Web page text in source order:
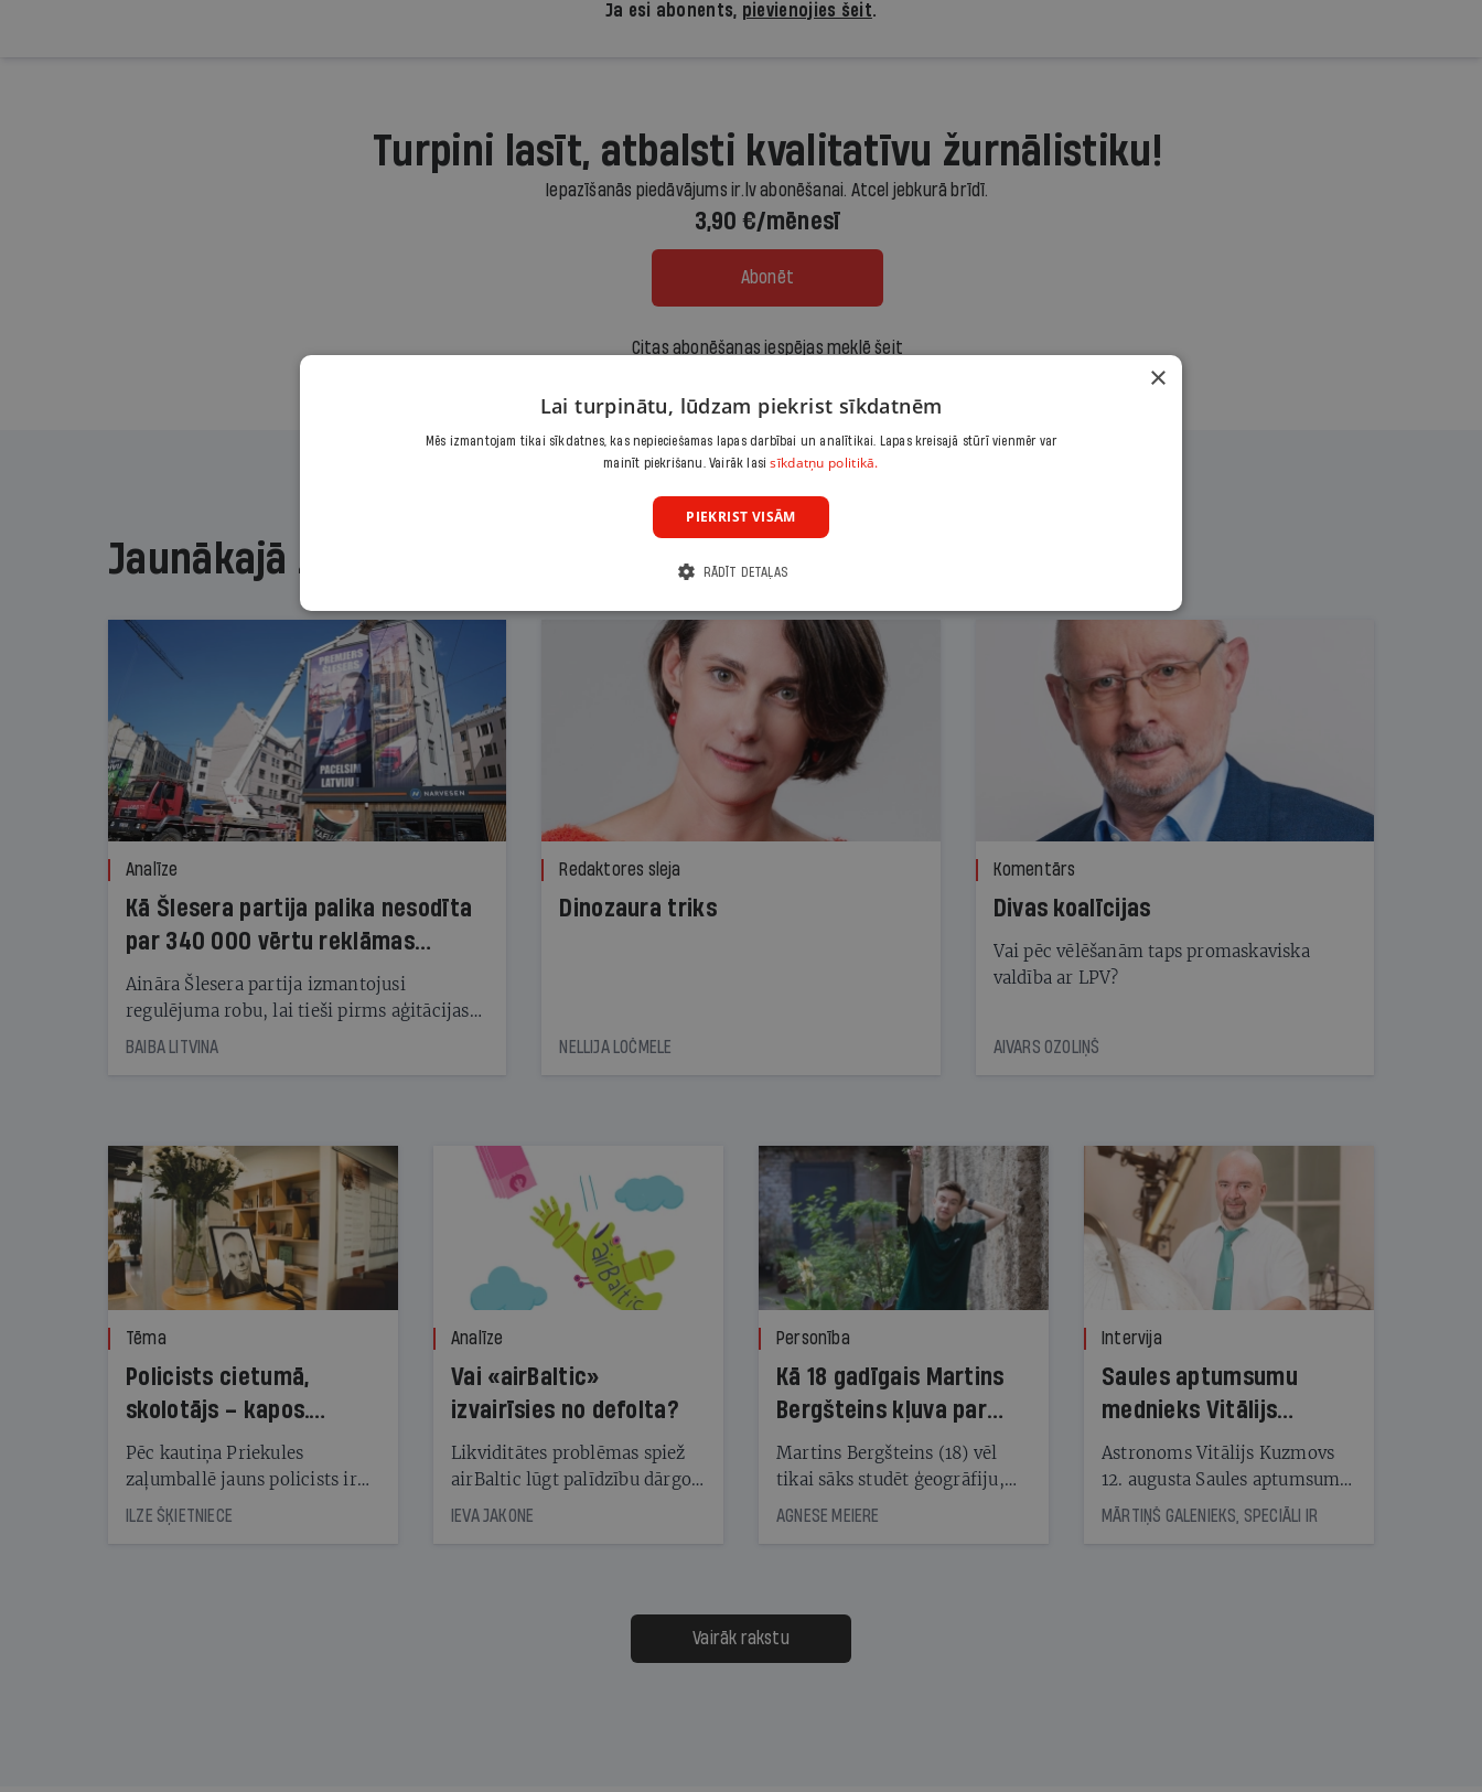
Ja esi abonents, pievienojies šeit.
Turpini lasīt, atbalsti kvalitatīvu žurnālistiku!
Iepazīšanās piedāvājums ir.lv abonēšanai. Atcel jebkurā brīdī.
3,90 €/mēnesī
Abonēt
Citas abonēšanas iespējas meklē šeit
Jaunākajā žurnālā
Analīze
Kā Šlesera partija palika nesodīta
par 340 000 vērtu reklāmas
kampaņu
Aināra Šlesera partija izmantojusi
regulējuma robu, lai tieši pirms aģitācijas
starta izreklamētos par summu, kas
BAIBA LITVINA
Redaktores sleja
Dinozaura triks
NELLIJA LOČMELE
Komentārs
Divas koalīcijas
Vai pēc vēlēšanām taps promaskaviska
valdība ar LPV?
AIVARS OZOLIŅŠ
Tēma
Policists cietumā,
skolotājs – kapos.
Reibuma cena Priekulē
Pēc kautiņa Priekules
zaļumballē jauns policists ir
nonācis cietumā, bet
cienījams pedagogs — kapos.
ILZE ŠĶIETNIECE
Analīze
Vai «airBaltic»
izvairīsies no defolta?
Likviditātes problēmas spiež
airBaltic lūgt palīdzību dārgo
obligāciju turētājiem, taču
samaksāt augstos procentus,
kas jāpārskaita jau trīs dienas
pirms nākamās sapulces
IEVA JAKONE
Personība
Kā 18 gadīgais Martins
Bergšteins kļuva par
laika ziņu seju?
Martins Bergšteins (18) vēl
tikai sāks studēt ģeogrāfiju,
bet viņa sacītajam jau uzticas
uzcītīga darba, mammas
atbalsts un drosme turpināt
meteovērojumus arī tad, kad
AGNESE MEIERE
Intervija
Saules aptumsumu
mednieks Vitālijs
Kuzmovs
Astronoms Vitālijs Kuzmovs
12. augusta Saules aptumsumu
dosies vērot Maļorkā, kur tas
būs pilns. Jau nākamajā dienā
MĀRTIŅŠ GALENIEKS, SPECIĀLI IR
Vairāk rakstu
×
Lai turpinātu, lūdzam piekrist sīkdatnēm
Mēs izmantojam tikai sīkdatnes, kas nepieciešamas lapas darbībai un analītikai. Lapas kreisajā stūrī vienmēr var
mainīt piekrišanu. Vairāk lasisīkdatņu politikā.
PIEKRIST VISĀM
RĀDĪT DETAĻAS